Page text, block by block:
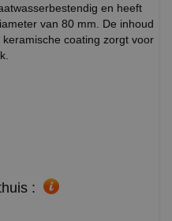
en heeft
van 80 mm. De inhoud
coating zorgt voor
: